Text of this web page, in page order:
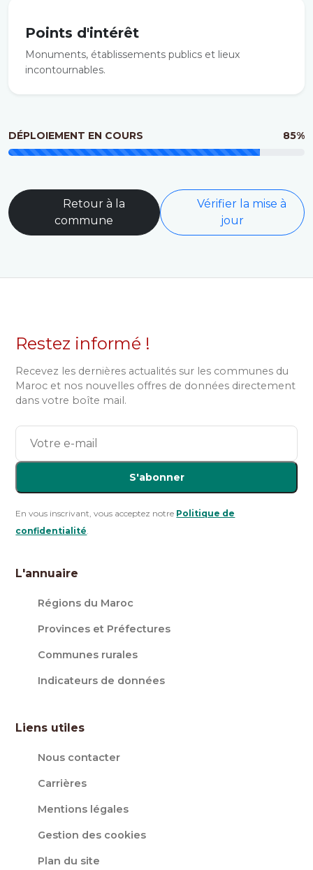
Points d'intérêt
Monuments, établissements publics et lieux
incontournables.
DÉPLOIEMENT EN COURS 85%
Retour à la
commune
Vérifier la mise à
jour
Restez informé !
Recevez les dernières actualités sur les communes du
Maroc et nos nouvelles offres de données directement
dans votre boîte mail.
S'abonner
En vous inscrivant, vous acceptez notre Politique de
confidentialité.
L'annuaire
Régions du Maroc
Provinces et Préfectures
Communes rurales
Indicateurs de données
Liens utiles
Nous contacter
Carrières
Mentions légales
Gestion des cookies
Plan du site